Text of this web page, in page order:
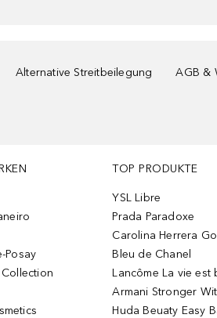
Alternative Streitbeilegung AGB &
Posay
TOP PRODUKTE
YSL Libre
Prada Paradoxe
Carolina Herrera
Bleu de Chanel
Lancôme La vie est
Armani Stronger
Huda Beuaty Easy